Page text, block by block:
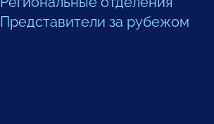
Представители за рубежом